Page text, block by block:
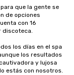
que la gente se
de opciones
con 16
discoteca.
los días en el spa
los resultados
y lujosa
estás con nosotros.